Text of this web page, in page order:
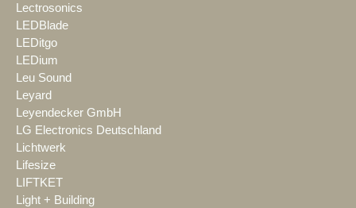
Lectrosonics
LEDBlade
LEDitgo
LEDium
Leu Sound
Leyard
Leyendecker GmbH
LG Electronics Deutschland
Lichtwerk
Lifesize
LIFTKET
Light + Building